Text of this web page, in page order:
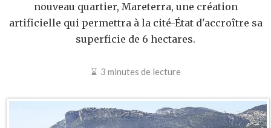
nouveau quartier, Mareterra, une création
artificielle qui permettra à la cité-État d'accroître sa
superficie de 6 hectares.
3 minutes de lecture